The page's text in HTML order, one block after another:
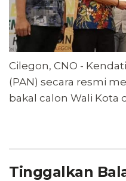
Cilegon, CNO -
(PAN) secara resmi
bakal calon Wali Kota
Tinggalkan